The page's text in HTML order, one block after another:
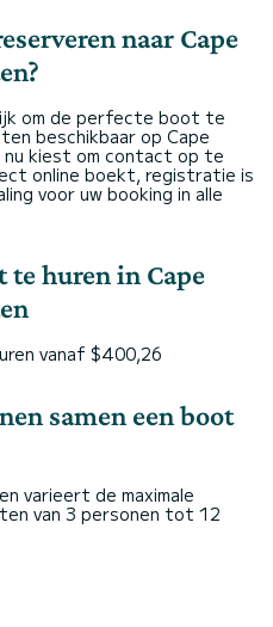
naar Cape
om de perfecte boot te
beschikbaar op Cape
nu kiest om contact op te
online boekt, registratie is
voor uw booking in alle
te huren in Cape
vanaf $400,26
samen een boot
varieert de maximale
van 3 personen tot 12